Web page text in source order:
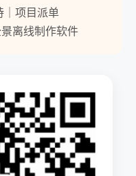
｜项目派单
离线制作软件